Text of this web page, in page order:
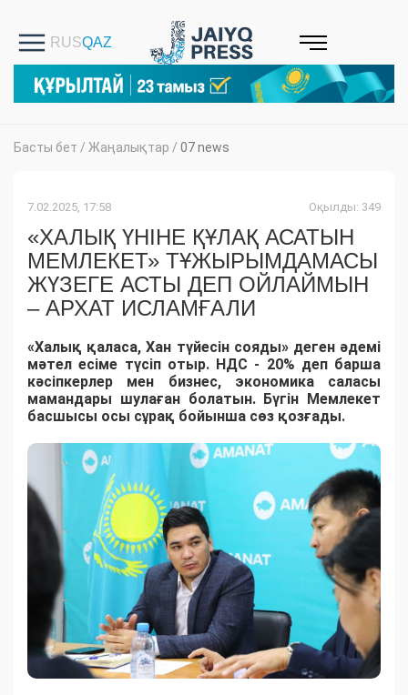
Басты бет / Жаңалықтар / 07 news
7.02.2025, 17:58 Оқылды: 349
«ХАЛЫҚ ҮНІНЕ ҚҰЛАҚ АСАТЫН
МЕМЛЕКЕТ» ТҰЖЫРЫМДАМАСЫ
ЖҮЗЕГЕ АСТЫ ДЕП ОЙЛАЙМЫН
– АРХАТ ИСЛАМҒАЛИ
«Халық қаласа, Хан түйесін сояды» деген әдемі
мәтел есіме түсіп отыр. НДС - 20% деп барша
кәсіпкерлер мен бизнес, экономика саласы
мамандары шулаған болатын. Бүгін Мемлекет
басшысы осы сұрақ бойынша сөз қозғады.